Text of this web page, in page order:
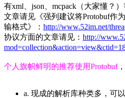
有xml、json、mcpack（大家懂？
文章请见《强列建议将Protobuf作
输格式》： http://www.52im.net/
协议方面的文章请见： http://
个人旗帜鲜明的推荐使用Protobuf，
a. 现成的解析库种类多，可